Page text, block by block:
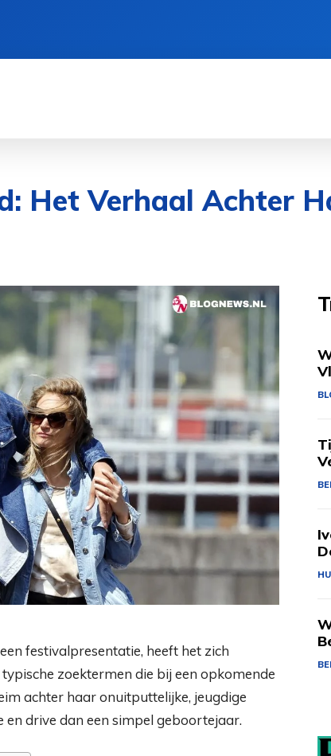
Het Verhaal Achter
festivalpresentatie, heeft het zich
zoektermen die bij een opkomende
achter haar onuitputtelijke, jeugdige
drive dan een simpel geboortejaar.